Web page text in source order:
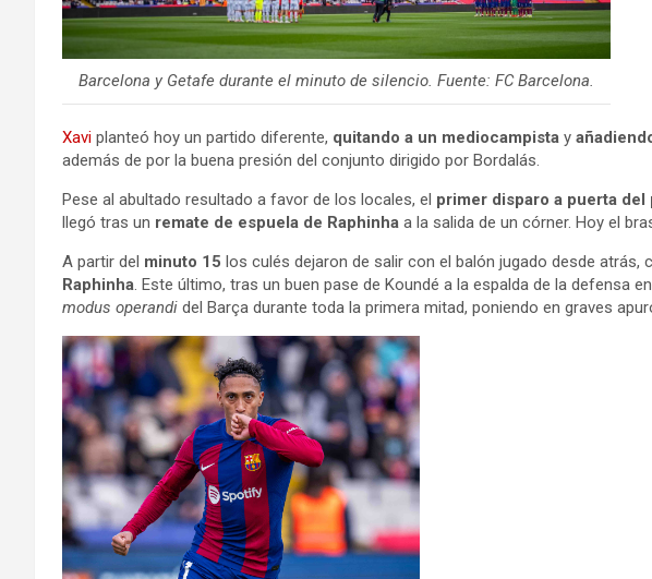
Barcelona y Getafe durante el minuto de silencio. Fuente: FC Barcelona.
Xavi planteó hoy un partido diferente, quitando a un mediocampista y
además de por la buena presión del conjunto dirigido por Bordalás.
Pese al abultado resultado a favor de los locales, el primer disparo a puerta
llegó tras un remate de espuela de Raphinha a la salida de un córner. Hoy el
A partir del minuto 15 los culés dejaron de salir con el balón jugado desde atrás,
Raphinha. Este último, tras un buen pase de Koundé a la espalda de la defensa
modus operandi del Barça durante toda la primera mitad, poniendo en graves